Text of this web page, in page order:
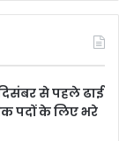
से पहले ढाई
पदों के लिए भरे